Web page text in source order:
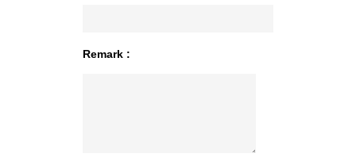
Remark :